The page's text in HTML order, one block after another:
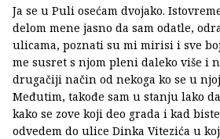
Ja se u Puli osećam dvojako.
delom mene jasno da sam odatle,
ulicama, poznati su mi mirisi i sve
me susret s njom pleni daleko više i
drugačiji način od nekoga ko se u
Međutim, takođe sam u stanju lako
kako se zove koji deo grada i kad
odvedem do ulice Dinka Vitezića u